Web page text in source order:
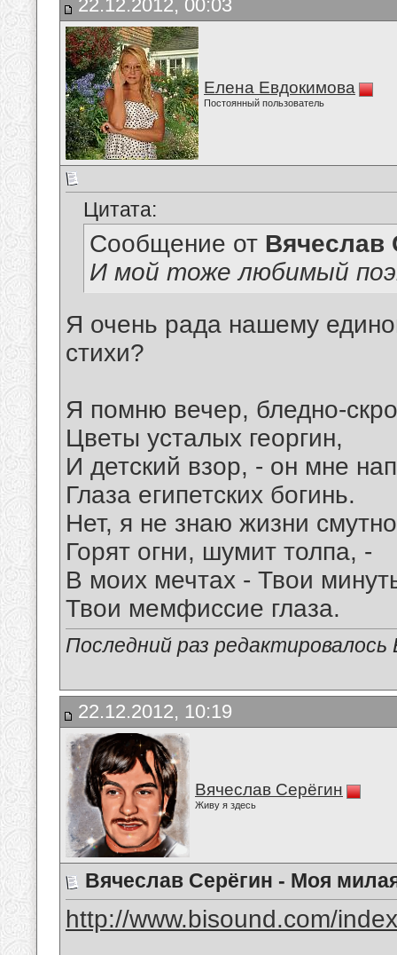
22.12.2012, 00:03
Елена Евдокимова
Постоянный пользователь
Цитата:
Сообщение от Вячеслав
И мой тоже любимый
Я очень рада нашему
стихи?
Я помню вечер, бледно-
Цветы усталых георгин,
И детский взор, - он мне
Глаза египетских богинь.
Нет, я не знаю жизни
Горят огни, шумит толпа, -
В моих мечтах - Твои
Твои мемфиссие глаза.
Последний раз
22.12.2012, 10:19
Вячеслав Серёгин
Живу я здесь
Вячеслав Серёгин - Моя
http://www.bisound.com/